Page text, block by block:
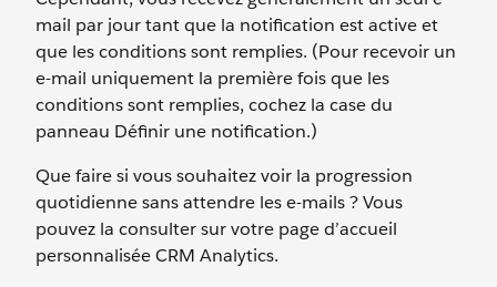
mail par jour tant que la notification est active et
que les conditions sont remplies. (Pour recevoir un
e-mail uniquement la première fois que les
conditions sont remplies, cochez la case du
panneau Définir une notification.)
Que faire si vous souhaitez voir la progression
quotidienne sans attendre les e-mails ? Vous
pouvez la consulter sur votre page d’accueil
personnalisée CRM Analytics.